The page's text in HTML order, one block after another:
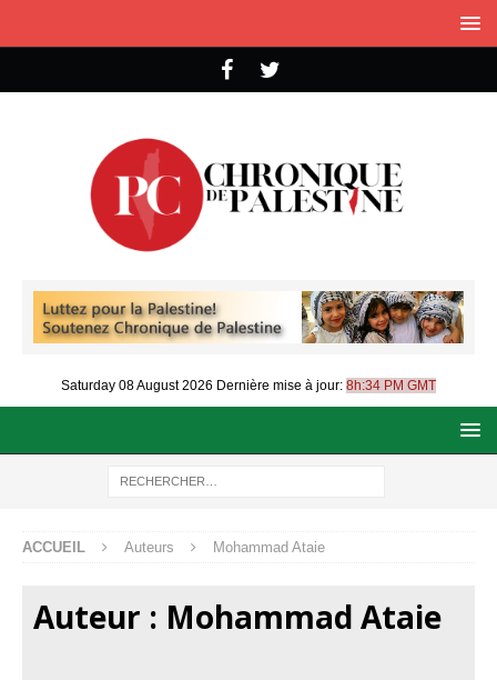
Saturday 08 August 2026 Dernière mise à jour: 8h:34 PM GMT
ACCUEIL Auteurs Mohammad Ataie
Auteur : Mohammad Ataie